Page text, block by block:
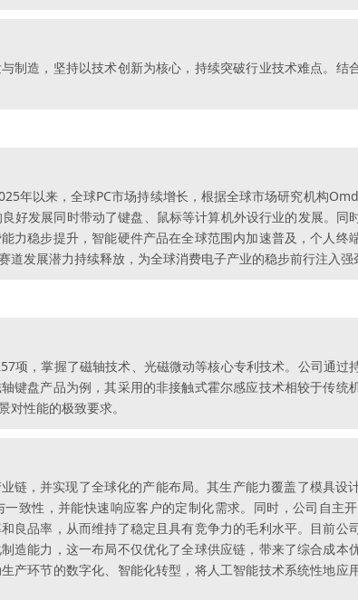
制造，坚持以技术创新为核心，持续突破行业技术难点。结
年以来，全球PC市场持续增长，根据全球市场研究机构
好发展同时带动了键盘、鼠标等计算机外设行业的发展。同
力稳步提升，智能硬件产品在全球范围内加速普及，个人终
发展潜力持续释放，为全球消费电子产业的稳步前行注入强
项，掌握了磁轴技术、光磁微动等核心专利技术。公司通过
键盘产品为例，其采用的非接触式霍尔感应技术相较于传统
性能的极致要求。
链，并实现了全球化的产能布局。其生产能力覆盖了模具设
致性，并能快速响应客户的定制化需求。同时，公司自主
良品率，从而维持了稳定且具有竞争力的毛利水平。目前公
造能力，这一布局不仅优化了全球供应链，带来了综合成本
产环节的数字化、智能化转型，将人工智能技术系统性地应